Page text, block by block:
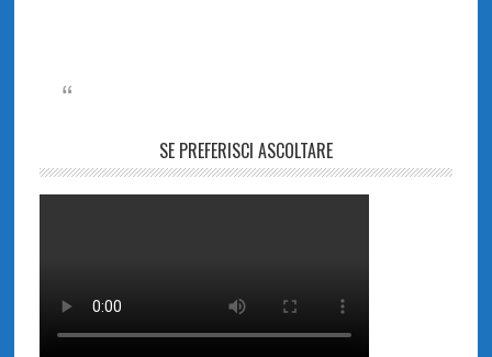
SE PREFERISCI ASCOLTARE